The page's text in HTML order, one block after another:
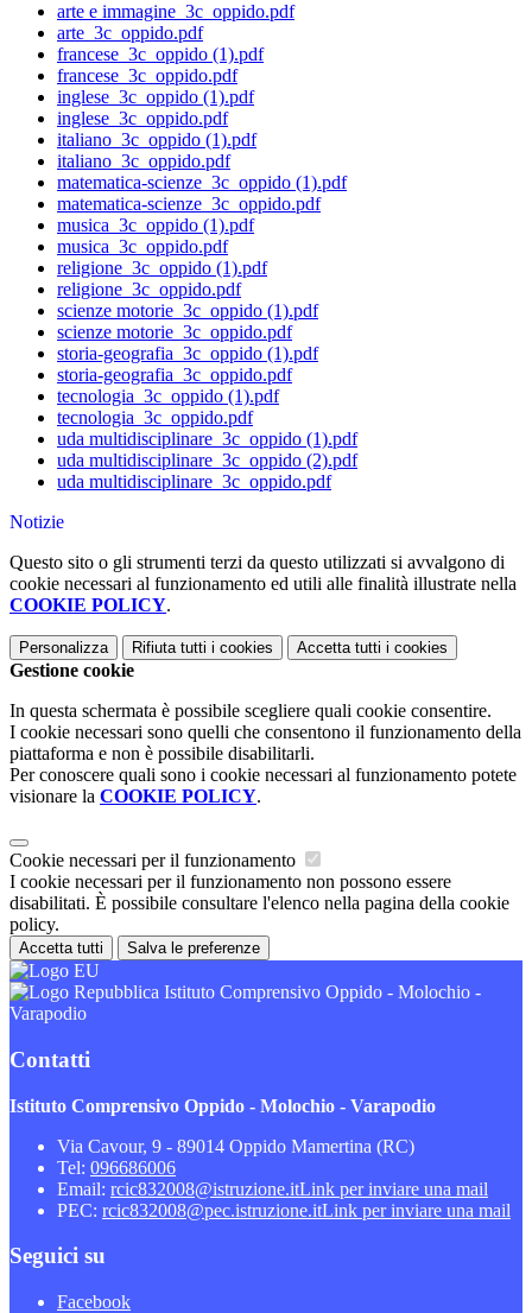
arte e immagine_3c_oppido.pdf
arte_3c_oppido.pdf
francese_3c_oppido (1).pdf
francese_3c_oppido.pdf
inglese_3c_oppido (1).pdf
inglese_3c_oppido.pdf
italiano_3c_oppido (1).pdf
italiano_3c_oppido.pdf
matematica-scienze_3c_oppido (1).pdf
matematica-scienze_3c_oppido.pdf
musica_3c_oppido (1).pdf
musica_3c_oppido.pdf
religione_3c_oppido (1).pdf
religione_3c_oppido.pdf
scienze motorie_3c_oppido (1).pdf
scienze motorie_3c_oppido.pdf
storia-geografia_3c_oppido (1).pdf
storia-geografia_3c_oppido.pdf
tecnologia_3c_oppido (1).pdf
tecnologia_3c_oppido.pdf
uda multidisciplinare_3c_oppido (1).pdf
uda multidisciplinare_3c_oppido (2).pdf
uda multidisciplinare_3c_oppido.pdf
Notizie
Questo sito o gli strumenti terzi da questo utilizzati si avvalgono di
cookie necessari al funzionamento ed utili alle finalità illustrate nella
COOKIE POLICY.
Personalizza Rifiuta tutti i cookies Accetta tutti i cookies
Gestione cookie
In questa schermata è possibile scegliere quali cookie consentire.
I cookie necessari sono quelli che consentono il funzionamento della
piattaforma e non è possibile disabilitarli.
Per conoscere quali sono i cookie necessari al funzionamento potete
visionare la COOKIE POLICY.
Cookie necessari per il funzionamento
I cookie necessari per il funzionamento non possono essere
disabilitati. È possibile consultare l'elenco nella pagina della cookie
policy.
Accetta tutti Salva le preferenze
Istituto Comprensivo Oppido - Molochio -
Varapodio
Contatti
Istituto Comprensivo Oppido - Molochio - Varapodio
Via Cavour, 9 - 89014 Oppido Mamertina (RC)
Tel: 096686006
Email: rcic832008@istruzione.itLink per inviare una mail
PEC: rcic832008@pec.istruzione.itLink per inviare una mail
Seguici su
Facebook